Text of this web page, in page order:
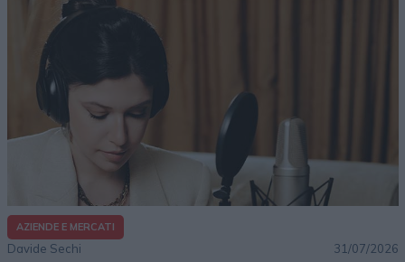
AZIENDE E MERCATI
Davide Sechi 31/07/2026